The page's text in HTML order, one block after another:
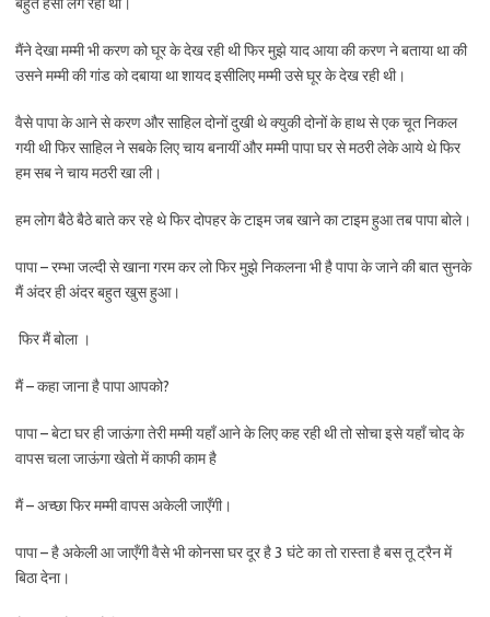
मैंने देखा मम्मी भी करण को घूर के देख रही थी फिर मुझे याद आया की करण ने बताया था की
उसने मम्मी की गांड को दबाया था शायद इसीलिए मम्मी उसे घूर के देख रही थी।
वैसे पापा के आने से करण और साहिल दोनों दुखी थे क्युकी दोनों के हाथ से एक चूत निकल
गयी थी फिर साहिल ने सबके लिए चाय बनायीं और मम्मी पापा घर से मठरी लेके आये थे फिर
हम सब ने चाय मठरी खा ली।
हम लोग बैठे बैठे बाते कर रहे थे फिर दोपहर के टाइम जब खाने का टाइम हुआ तब पापा बोले।
पापा – रम्भा जल्दी से खाना गरम कर लो फिर मुझे निकलना भी है पापा के जाने की बात सुनके
मैं अंदर ही अंदर बहुत खुस हुआ।
फिर मैं बोला ।
मैं – कहा जाना है पापा आपको?
पापा – बेटा घर ही जाऊंगा तेरी मम्मी यहाँ आने के लिए कह रही थी तो सोचा इसे यहाँ चोद के
वापस चला जाऊंगा खेतो में काफी काम है
मैं – अच्छा फिर मम्मी वापस अकेली जाएँगी।
पापा – है अकेली आ जाएँगी वैसे भी कोनसा घर दूर है 3 घंटे का तो रास्ता है बस तू ट्रैन में
बिठा देना।